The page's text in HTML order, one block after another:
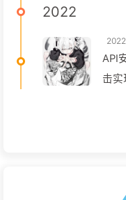
2022
API
击实